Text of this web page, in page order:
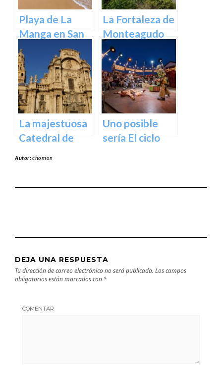
Playa de La
Manga en San
Javier –
Cartagena
La Fortaleza de
Monteagudo
La majestuosa
Catedral de
Uno posible
sería El ciclo
Autor:chomon
DEJA UNA RESPUESTA
Tu dirección de correo electrónico no será publicada. Los campos
obligatorios están marcados con *
COMENTAR